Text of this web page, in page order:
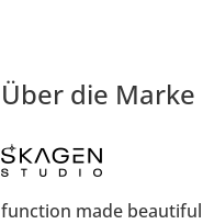
Über die Marke
function made beautiful